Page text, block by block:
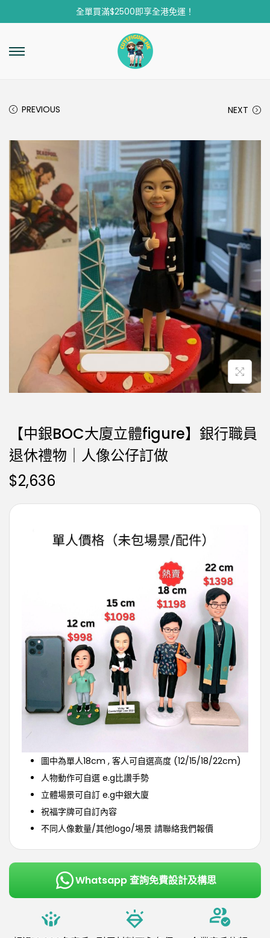
全單買滿$2500即享全港免運！
PREVIOUS NEXT
【中銀BOC大廈立體figure】銀行職員
退休禮物｜人像公仔訂做
$2,636
圖中為單人18cm , 客人可自選高度 (12/15/18/22cm)
人物動作可自選 e.g比讚手勢
立體場景可自訂 e.g中銀大廈
祝福字牌可自訂內容
不同人像數量/其他logo/埸景 請聯絡我們報價
Whatsapp 查詢免費設計及構思